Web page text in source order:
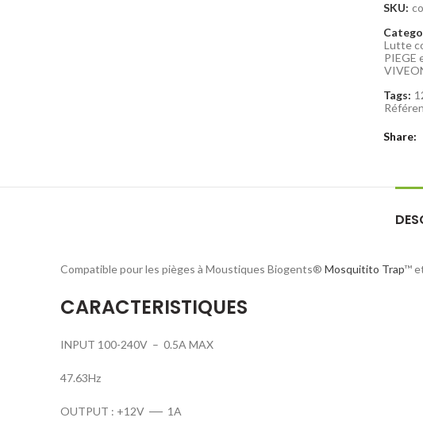
SKU:
Lutte
PIEGE
Tags:
Share
Compatible pour les pièges à Moustiques Biogents® Mosquitito Trap™
CARACTERISTIQUES
INPUT 100-240V – 0.5A MAX
47.63Hz
OUTPUT : +12V —- 1A